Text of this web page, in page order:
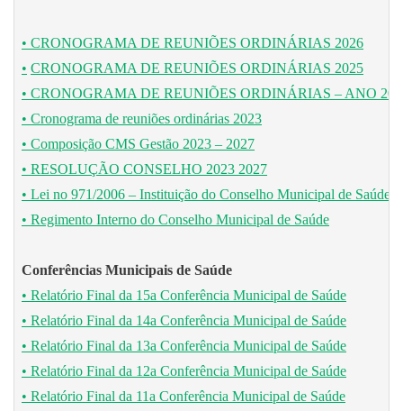
• CRONOGRAMA DE REUNIÕES ORDINÁRIAS 2026
• CRONOGRAMA DE REUNIÕES ORDINÁRIAS 2025
• CRONOGRAMA DE REUNIÕES ORDINÁRIAS – ANO
• Cronograma de reuniões ordinárias 2023
• Composição CMS Gestão 2023 – 2027
• RESOLUÇÃO CONSELHO 2023 2027
• Lei no 971/2006 – Instituição do Conselho Municipal de Saúde
• Regimento Interno do Conselho Municipal de Saúde
Conferências Municipais de Saúde
• Relatório Final da 15a Conferência Municipal de Saúde
• Relatório Final da 14a Conferência Municipal de Saúde
• Relatório Final da 13a Conferência Municipal de Saúde
• Relatório Final da 12a Conferência Municipal de Saúde
• Relatório Final da 11a Conferência Municipal de Saúde